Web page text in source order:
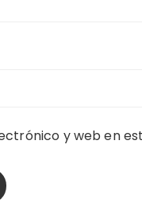
y web en